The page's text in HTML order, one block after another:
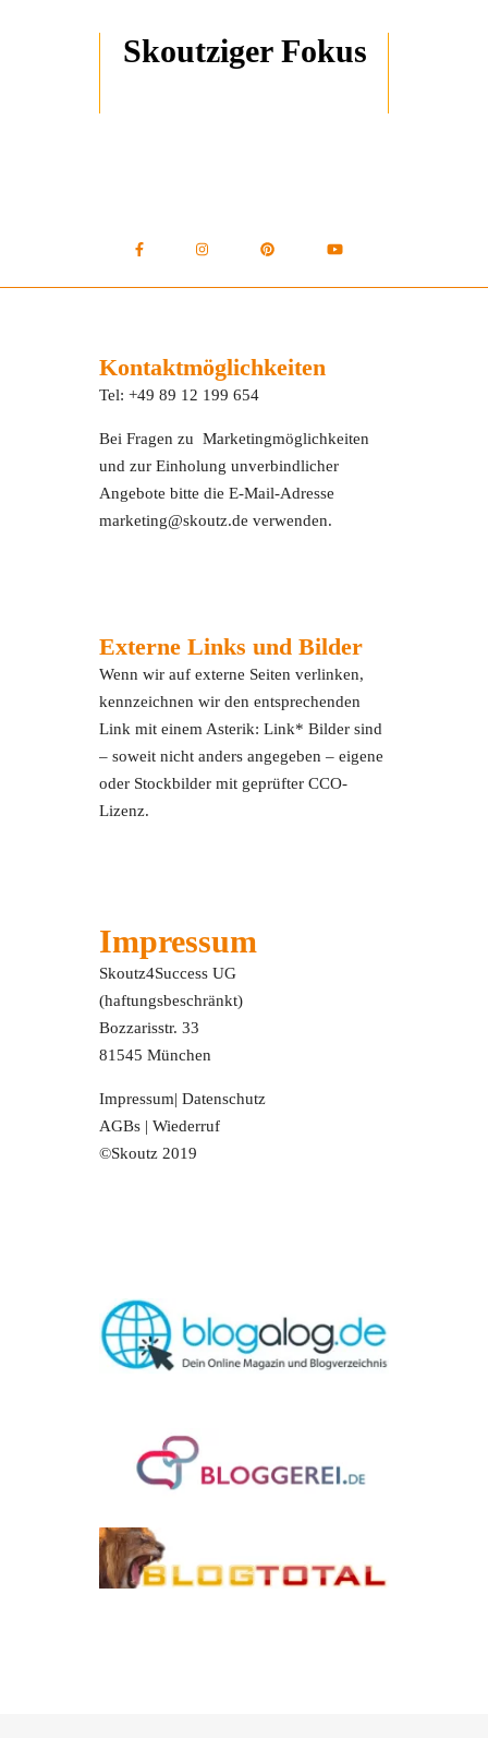
Skoutziger Fokus
Kontaktmöglichkeiten
Tel: +49 89 12 199 654
Bei Fragen zu Marketingmöglichkeiten
und zur Einholung unverbindlicher
Angebote bitte die E-Mail-Adresse
marketing@skoutz.de verwenden.
Externe Links und Bilder
Wenn wir auf externe Seiten verlinken,
kennzeichnen wir den entsprechenden
Link mit einem Asterik: Link* Bilder sind
– soweit nicht anders angegeben – eigene
oder Stockbilder mit geprüfter CCO-
Lizenz.
Impressum
Skoutz4Success UG
(haftungsbeschränkt)
Bozzarisstr. 33
81545 München
Impressum|Datenschutz
AGBs |Wiederruf
©Skoutz 2019